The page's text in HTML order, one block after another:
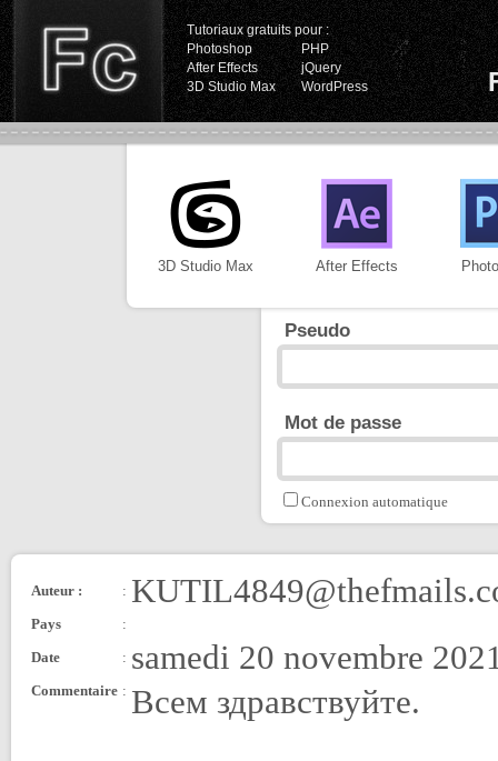
Tutoriaux gratuits pour :
Photoshop
PHP
After Effects
jQuery
3D Studio Max
WordPress
3D Studio Max After Effects
Pseudo
Mot de passe
Connexion automatique
Auteur : :
Pays
:
Date
: samedi 20 novembre
Commentaire : Всем здравствуйте.